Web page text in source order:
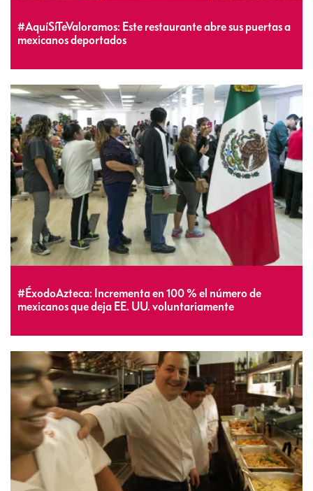
#AquíSíTeValoramos: Este restaurante abre sus puertas a
mexicanos deportados
#ÉxodoAzteca: Incrementa en 100 % el número de
mexicanos que deja EE. UU. voluntariamente